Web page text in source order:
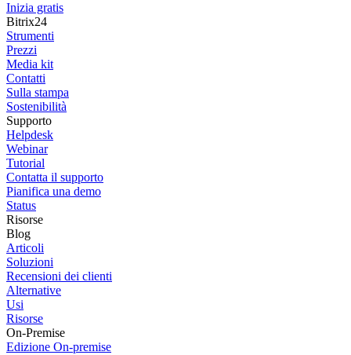
Inizia gratis
Bitrix24
Strumenti
Prezzi
Media kit
Contatti
Sulla stampa
Sostenibilità
Supporto
Helpdesk
Webinar
Tutorial
Contatta il supporto
Pianifica una demo
Status
Risorse
Blog
Articoli
Soluzioni
Recensioni dei clienti
Alternative
Usi
Risorse
On-Premise
Edizione On-premise